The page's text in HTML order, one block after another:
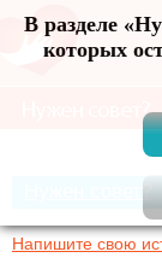
В разделе
которых
Нужен совет?
Напишите свою